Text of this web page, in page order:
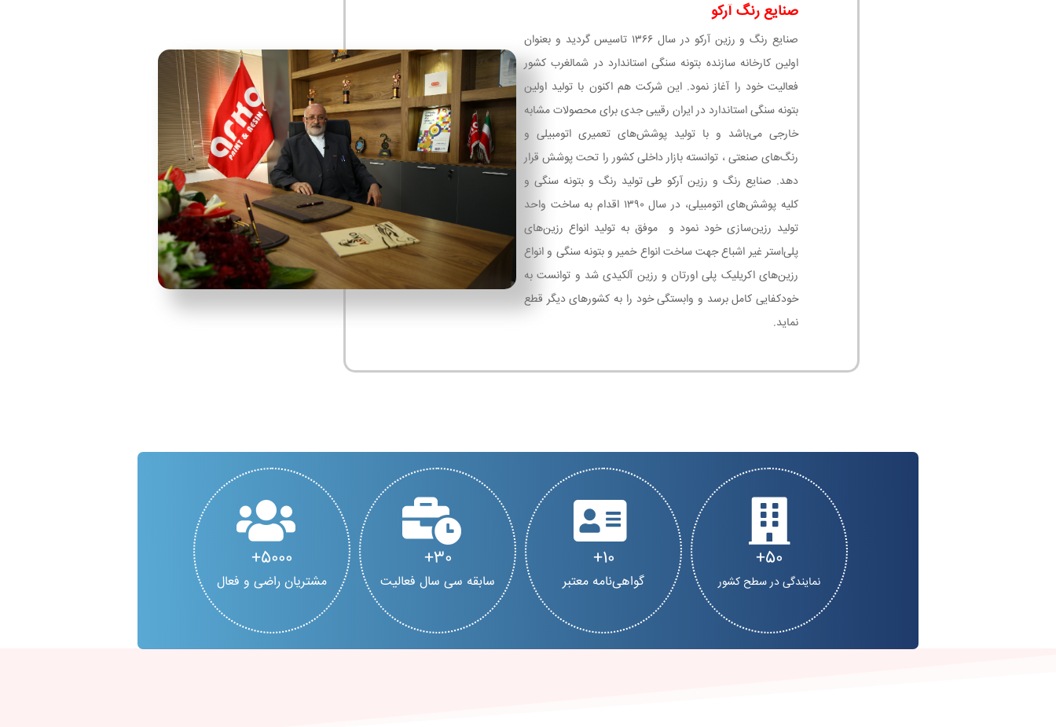
صنایع رنگ آرکو
صنایع رنگ و رزین آرکو در سال ۱۳۶۶ تاسیس گردید و بعنوان
اولین کارخانه سازنده بتونه سنگی استاندارد در شمالغرب کشور
فعالیت خود را آغاز نمود. این شرکت هم اکنون با تولید اولین
بتونه سنگی استاندارد در ایران رقیبی جدی برای محصولات مشابه
خارجی می‌باشد و با تولید پوشش‌های تعمیری اتومبیلی و
رنگ‌های صنعتی ، توانسته بازار داخلی کشور را تحت پوشش قرار
دهد. صنایع رنگ و رزین آرکو طی تولید رنگ و بتونه سنگی و
کلیه پوشش‌های اتومبیلی، در سال ۱۳۹۰ اقدام به ساخت واحد
تولید رزین‌سازی خود نمود و موفق به تولید انواع رزین‌های
پلی‌استر غیر اشباع جهت ساخت انواع خمیر و بتونه سنگی و انواع
رزین‌های اکریلیک پلی اورتان و رزین آلکیدی شد و توانست به
خودکفایی کامل برسد و وابستگی خود را به کشورهای دیگر قطع
نماید.
50
نمایندگی در سطح کشور
10
گواهی‌نامه معتبر
30
سابقه سی سال فعالیت
5000
مشتریان راضی و فعال